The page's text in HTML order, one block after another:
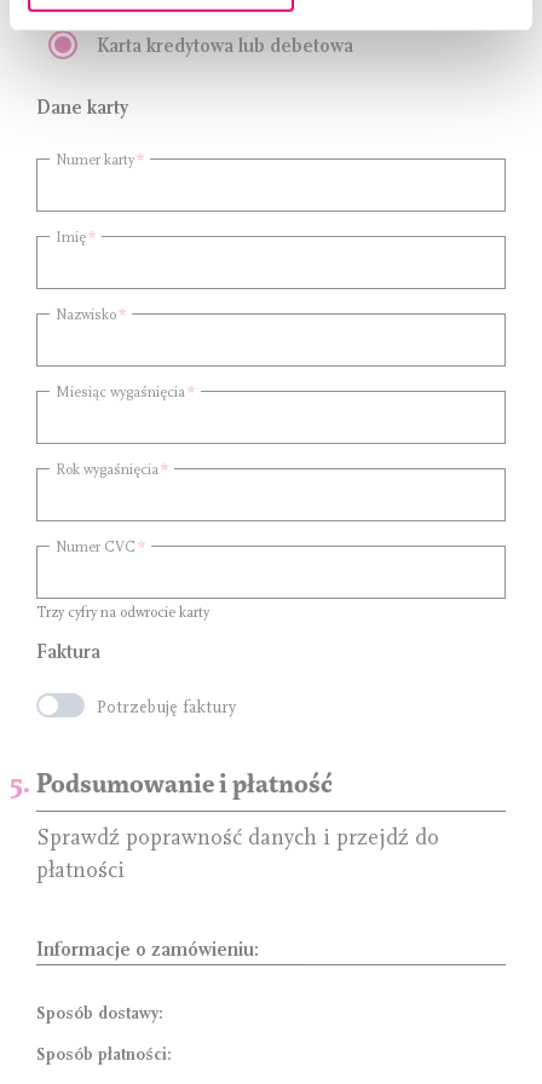
Karta kredytowa lub debetowa
Dane karty
Numer karty
Imię
Nazwisko
Miesiąc wygaśnięcia
Rok wygaśnięcia
Numer CVC
Trzy cyfry na odwrocie karty
Faktura
Potrzebuję faktury
Podsumowanie i płatność
Sprawdź poprawność danych i przejdź do
płatności
Informacje o zamówieniu:
Sposób dostawy:
Sposób płatności: